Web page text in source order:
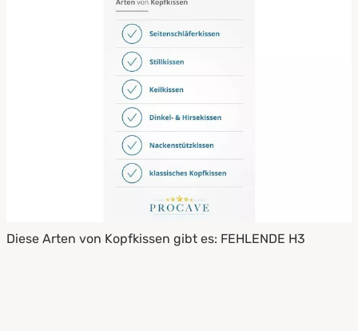
Diese Arten von Kopfkissen gibt es: FEHLENDE H3